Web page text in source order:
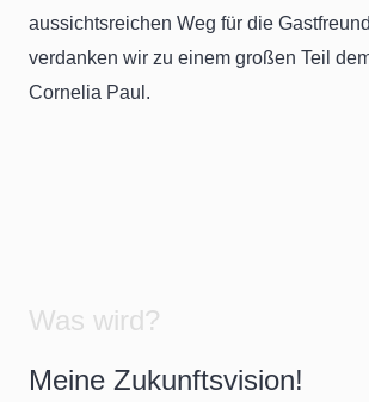
aussichtsreichen Weg für die
verdanken wir zu einem großen Teil
Cornelia Paul.
Was wird?
Meine Zukunftsvision!